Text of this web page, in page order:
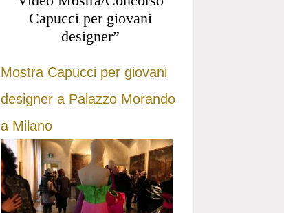
Capucci per giovani
designer”
Mostra Capucci per giovani
designer a Palazzo Morando
a Milano